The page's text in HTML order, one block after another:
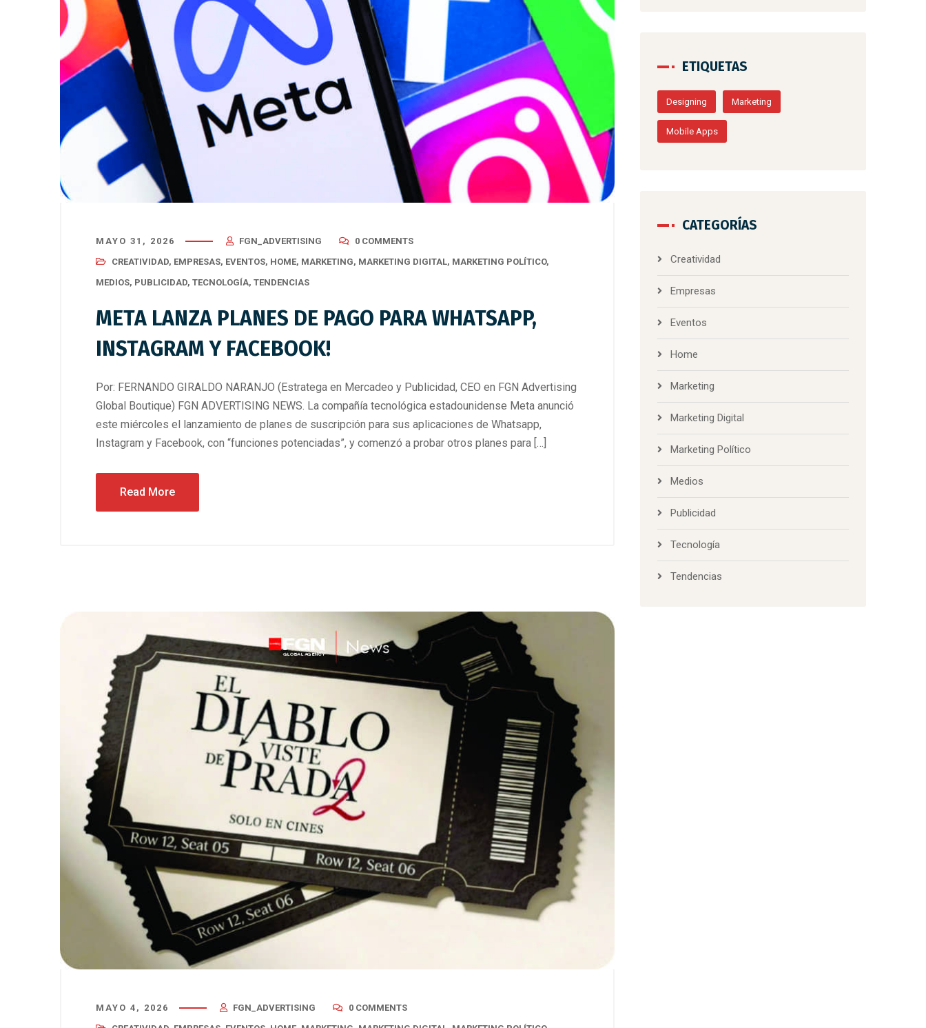
MAYO 31, 2026 FGN_ADVERTISING
0 COMMENTS
CREATIVIDAD, EMPRESAS, EVENTOS, HOME, MARKETING, MARKETING DIGITAL, MARKETING POLÍTICO,
MEDIOS, PUBLICIDAD, TECNOLOGÍA, TENDENCIAS
META LANZA PLANES DE PAGO PARA WHATSAPP,
INSTAGRAM Y FACEBOOK!
Por: FERNANDO GIRALDO NARANJO (Estratega en Mercadeo y Publicidad, CEO en FGN Advertising
Global Boutique) FGN ADVERTISING NEWS. La compañía tecnológica estadounidense Meta anunció
este miércoles el lanzamiento de planes de suscripción para sus aplicaciones de Whatsapp,
Instagram y Facebook, con “funciones potenciadas”, y comenzó a probar otros planes para […]
Read More
MAYO 4, 2026 FGN_ADVERTISING
0 COMMENTS
Creatividad
Empresas
Eventos
Home
Marketing
Marketing Digital
Marketing Político
Medios
Publicidad
Tecnología